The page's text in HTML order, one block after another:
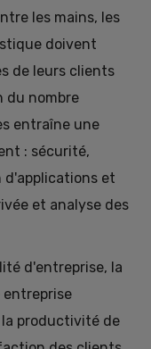
les mains, les
doivent
de leurs clients
du nombre
entraîne une
: sécurité,
et
et analyse des
d'entreprise, la
entreprise
productivité de